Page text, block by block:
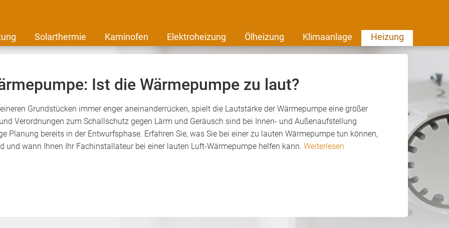
Solarthermie Kaminofen Elektroheizung Ölheizung Klimaanlage Heizung
Ist die Wärmepumpe zu laut?
Grundstücken immer enger aneinanderrücken, spielt die Lautstärke der Wärmepumpe eine größer
Verordnungen zum Schallschutz gegen Lärm und Geräusch sind bei Innen- und Außenaufstellung
Planung bereits in der Entwurfsphase. Erfahren Sie, was Sie bei einer zu lauten Wärmepumpe tun können,
und wann Ihnen Ihr Fachinstallateur bei einer lauten Luft-Wärmepumpe helfen kann. Weiterlesen